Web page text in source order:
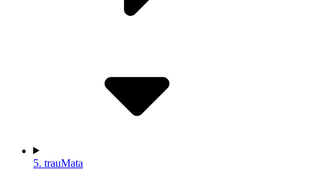
5. trauMata